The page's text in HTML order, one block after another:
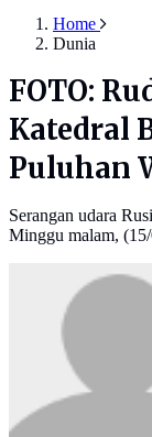
Home
Dunia
FOTO:
Katedral
Puluhan
Serangan udara
Minggu malam,